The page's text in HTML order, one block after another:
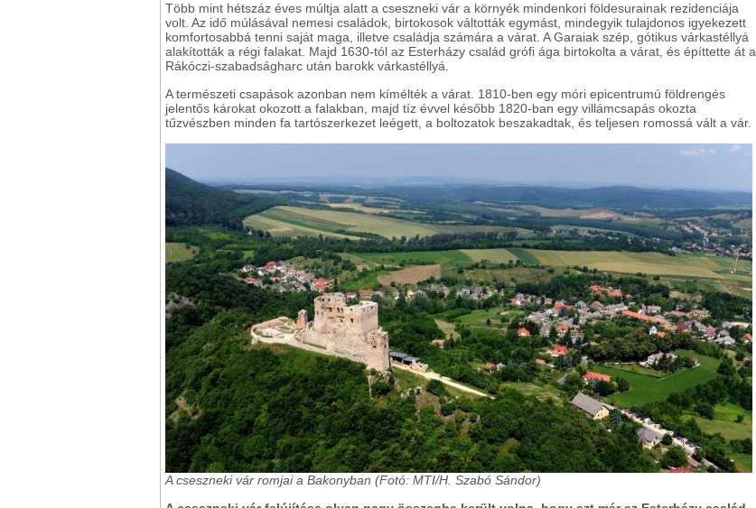
Több mint hétszáz éves múltja alatt a cseszneki vár a környék mindenkori földesurainak rezidenciája
volt. Az idő múlásával nemesi családok, birtokosok váltották egymást, mindegyik tulajdonos igyekezett
komfortosabbá tenni saját maga, illetve családja számára a várat. A Garaiak szép, gótikus várkastéllyá
alakították a régi falakat. Majd 1630-tól az Esterházy család grófi ága birtokolta a várat, és építtette át a
Rákóczi-szabadságharc után barokk várkastéllyá.
A természeti csapások azonban nem kímélték a várat. 1810-ben egy móri epicentrumú földrengés
jelentős károkat okozott a falakban, majd tíz évvel később 1820-ban egy villámcsapás okozta
tűzvészben minden fa tartószerkezet leégett, a boltozatok beszakadtak, és teljesen romossá vált a vár.
A cseszneki vár romjai a Bakonyban (Fotó: MTI/H. Szabó Sándor)